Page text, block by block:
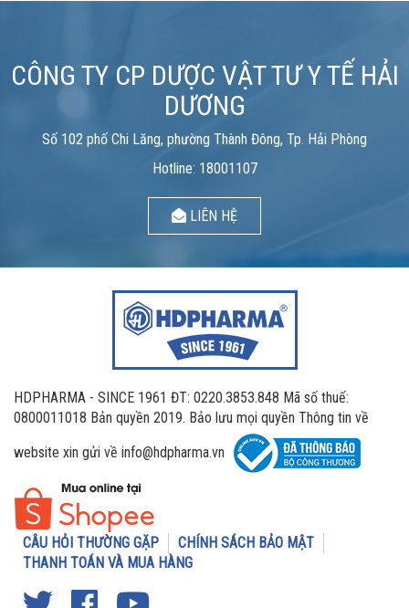
CÔNG TY CP DƯỢC VẬT TƯ Y TẾ HẢI
DƯƠNG
Số 102 phố Chi Lăng, phường Thành Đông, Tp. Hải Phòng
Hotline: 18001107
LIÊN HỆ
HDPHARMA - SINCE 1961 ĐT: 0220.3853.848 Mã số thuế:
0800011018 Bản quyền 2019. Bảo lưu mọi quyền Thông tin về
website xin gửi về info@hdpharma.vn
CÂU HỎI THƯỜNG GẶP
CHÍNH SÁCH BẢO MẬT
THANH TOÁN VÀ MUA HÀNG